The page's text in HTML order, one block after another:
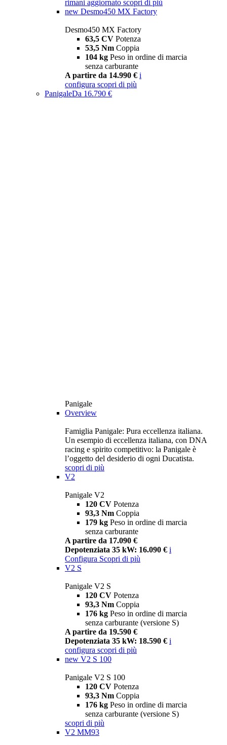
rimani aggiornato scopri di più
new Desmo450 MX Factory
Desmo450 MX Factory
63,5 CV Potenza
53,5 Nm Coppia
104 kg Peso in ordine di marcia
senza carburante
A partire da 14.990 € i
configura scopri di più
PanigaleDa 16.790 €
Panigale
Overview
Famiglia Panigale: Pura eccellenza italiana.
Un esempio di eccellenza italiana, con DNA
racing e spirito competitivo: la Panigale è
l’oggetto del desiderio di ogni Ducatista.
scopri di più
V2
Panigale V2
120 CV Potenza
93,3 Nm Coppia
179 kg Peso in ordine di marcia
senza carburante
A partire da 17.090 €
Depotenziata 35 kW: 16.090 € i
Configura Scopri di più
V2 S
Panigale V2 S
120 CV Potenza
93,3 Nm Coppia
176 kg Peso in ordine di marcia
senza carburante (versione S)
A partire da 19.590 €
Depotenziata 35 kW: 18.590 € i
configura scopri di più
new V2 S 100
Panigale V2 S 100
120 CV Potenza
93,3 Nm Coppia
176 kg Peso in ordine di marcia
senza carburante (versione S)
scopri di più
V2 MM93